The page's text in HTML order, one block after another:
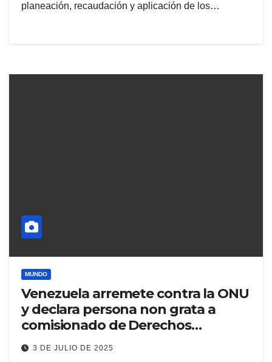
planeación, recaudación y aplicación de los…
MUNDO
Venezuela arremete contra la ONU
y declara persona non grata a
comisionado de Derechos
Humanos
3 DE JULIO DE 2025